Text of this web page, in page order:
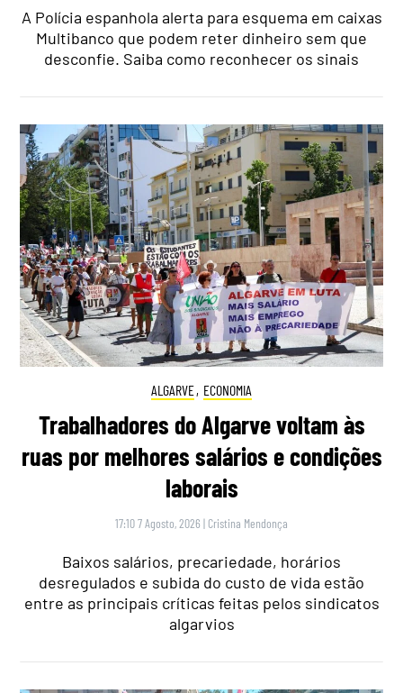
A Polícia espanhola alerta para esquema em caixas
Multibanco que podem reter dinheiro sem que
desconfie. Saiba como reconhecer os sinais
ALGARVE, ECONOMIA
Trabalhadores do Algarve voltam às
ruas por melhores salários e condições
laborais
17:10 7 Agosto, 2026 | Cristina Mendonça
Baixos salários, precariedade, horários
desregulados e subida do custo de vida estão
entre as principais críticas feitas pelos sindicatos
algarvios